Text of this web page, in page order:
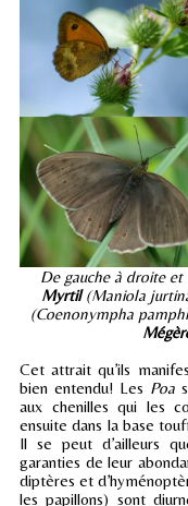
De gauche à droite
Myrtil(Maniola
(Coenonympha
Cet attrait qu’ils
bien entendu! Les Poa
aux chenilles qui les
ensuite dans la base
Il se peut d’ailleurs
garanties de leur
diptères et
les papillons) sont